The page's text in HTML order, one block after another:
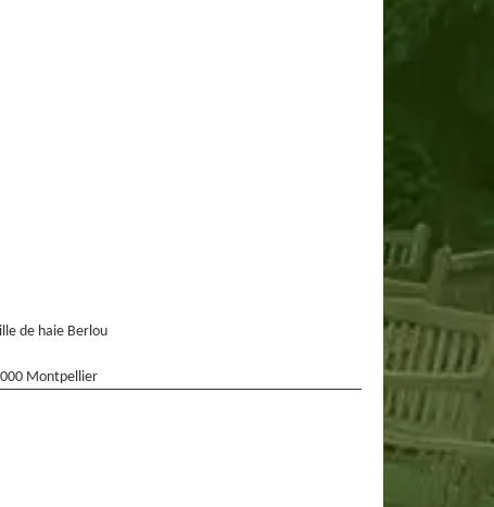
de haie Berlou
Montpellier